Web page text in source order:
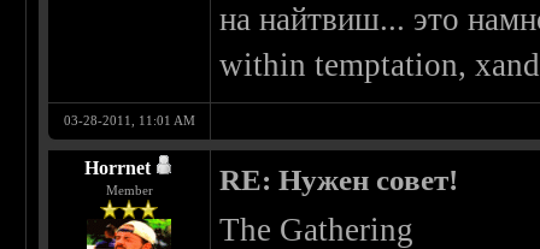
на найтвиш... это
within temptation,
03-28-2011, 11:01 AM
Horrnet
Member RE: Нужен совет!
The Gathering